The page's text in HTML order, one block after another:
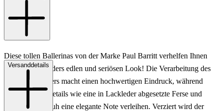
Diese tollen Ballerinas von der Marke Paul Barritt verhelfen Ihnen
zu einem besonders edlen und seriösen Look! Die Verarbeitung des
schwarzen Leders macht einen hochwertigen Eindruck, während
aufmerksame Details wie eine in Lackleder abgesetzte Ferse und
Spitze dem Schuh eine elegante Note verleihen. Verziert wird der
Versanddetails